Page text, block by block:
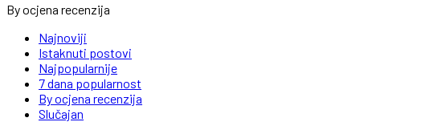
By ocjena recenzija
Najnoviji
Istaknuti postovi
Najpopularnije
7 dana popularnost
By ocjena recenzija
Slučajan